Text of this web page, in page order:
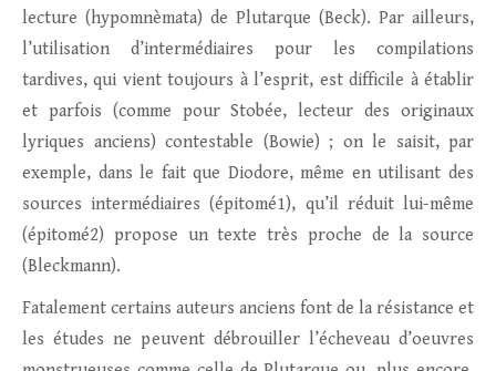
lecture (hypomnèmata) de Plutarque (Beck). Par ailleurs,
l’utilisation d’intermédiaires pour les compilations
tardives, qui vient toujours à l’esprit, est difficile à établir
et parfois (comme pour Stobée, lecteur des originaux
lyriques anciens) contestable (Bowie) ; on le saisit, par
exemple, dans le fait que Diodore, même en utilisant des
sources intermédiaires (épitomé1), qu’il réduit lui-même
(épitomé2) propose un texte très proche de la source
(Bleckmann).
Fatalement certains auteurs anciens font de la résistance et
les études ne peuvent débrouiller l’écheveau d’oeuvres